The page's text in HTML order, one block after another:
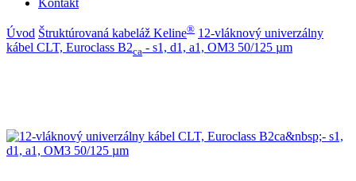
Úvod Štruktúrovaná kabeláž Keline® 12-vláknový univerzálny
kábel CLT, Euroclass B2ca - s1, d1, a1, OM3 50/125 µm